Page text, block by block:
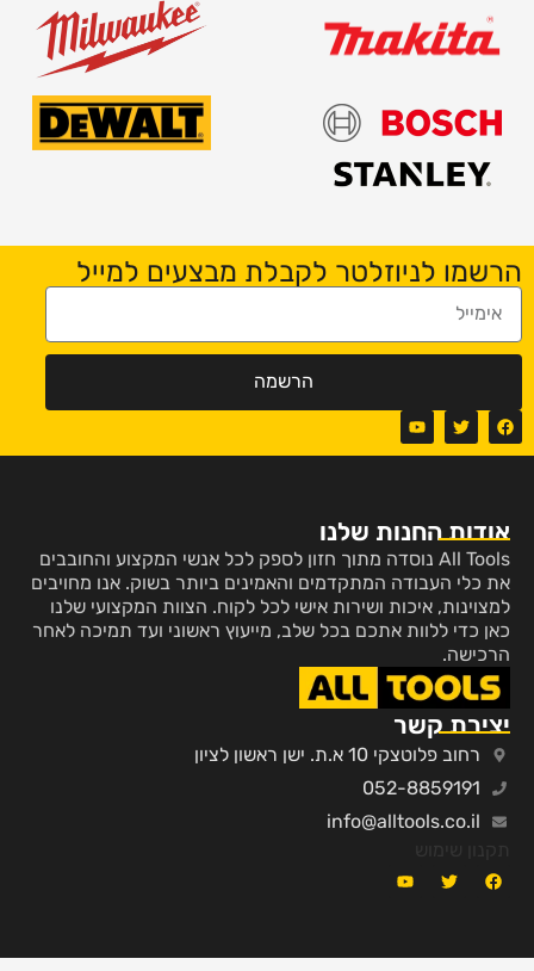
הרשמו לניוזלטר לקבלת מבצעים למייל
הרשמה
אודות החנות שלנו
All Tools נוסדה מתוך חזון לספק לכל אנשי המקצוע והחובבים
את כלי העבודה המתקדמים והאמינים ביותר בשוק. אנו מחויבים
למצוינות, איכות ושירות אישי לכל לקוח. הצוות המקצועי שלנו
כאן כדי ללוות אתכם בכל שלב, מייעוץ ראשוני ועד תמיכה לאחר
הרכישה.
יצירת קשר
רחוב פלוטצקי 10 א.ת. ישן ראשון לציון
052-8859191
info@alltools.co.il